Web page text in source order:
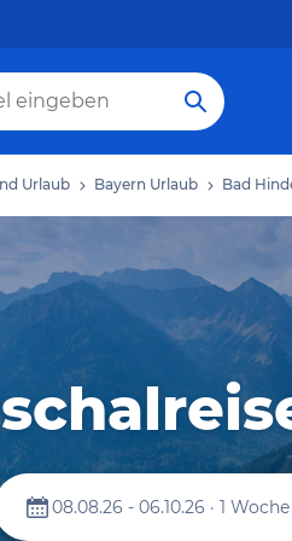
Urlaub Bayern Urlaub Bad